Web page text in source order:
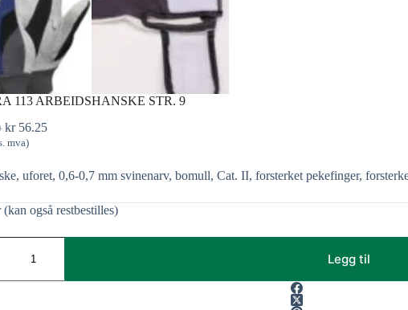
113 ARBEIDSHANSKE STR. 9
kr56.25
mva)
uforet, 0,6-0,7 mm svinenarv, bomull, Cat. II, forsterket pekefinger,
(kan også restbestilles)
Legg til